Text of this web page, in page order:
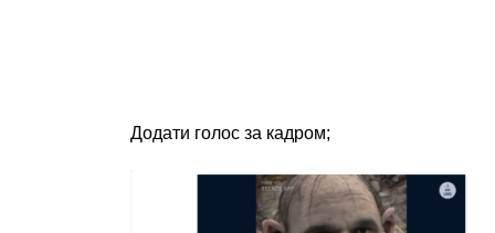
Додати голос за кадром;